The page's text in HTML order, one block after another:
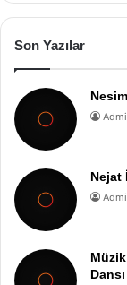
Son Yazılar
Nejat
Dansı